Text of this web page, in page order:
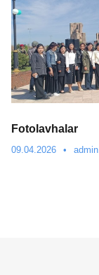
Fotolavhalar
09.04.2026 • admin